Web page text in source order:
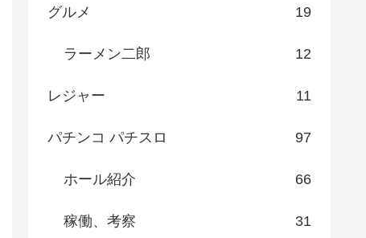
グルメ 19
ラーメン二郎 12
レジャー 11
パチンコ パチスロ 97
ホール紹介 66
稼働、考察 31